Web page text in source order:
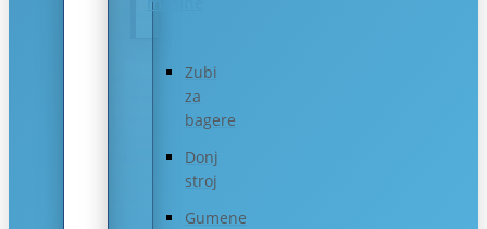
Zubi
za
bagere
Donj
stroj
Gumene